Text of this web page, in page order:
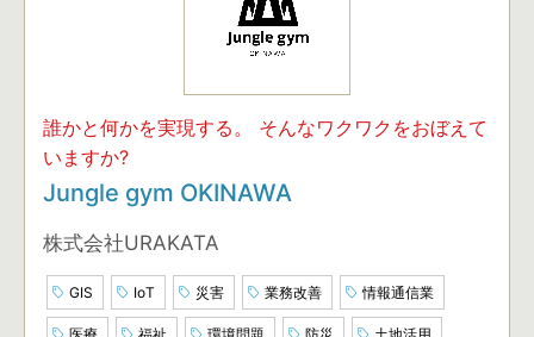
誰かと何かを実現する。 そんなワクワクをおぼえて
いますか?
Jungle gym OKINAWA
株式会社URAKATA
GIS IoT 災害 業務改善 情報通信業